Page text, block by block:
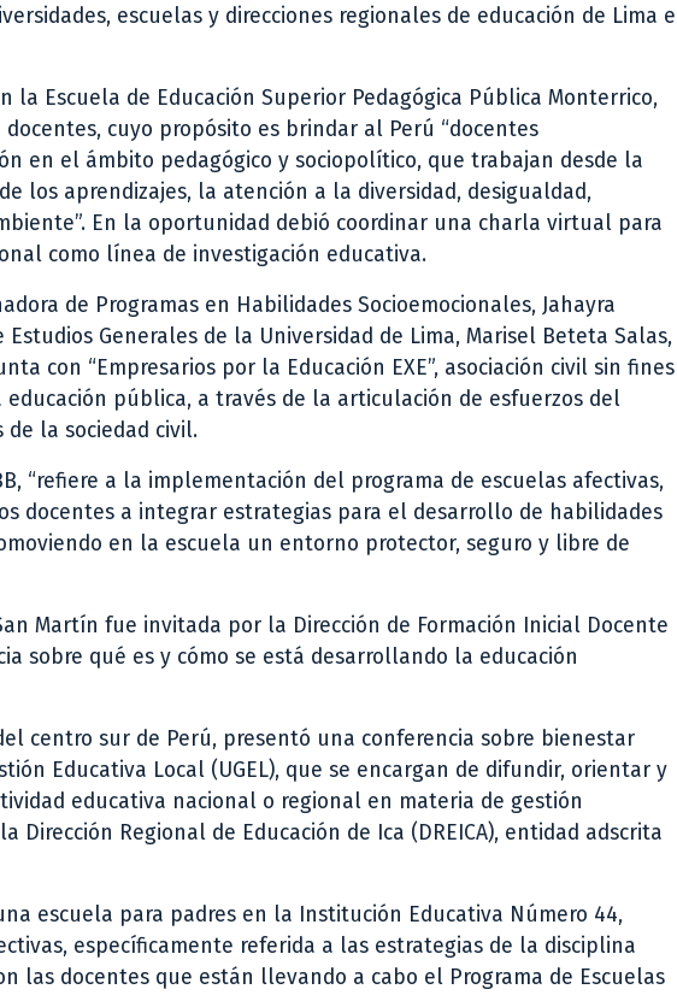
escuelas y direcciones regionales de educación de Lima e
la Escuela de Educación Superior Pedagógica Pública Monterrico,
cuyo propósito es brindar al Perú “docentes
en el ámbito pedagógico y sociopolítico, que trabajan desde la
los aprendizajes, la atención a la diversidad, desigualdad,
En la oportunidad debió coordinar una charla virtual para
como línea de investigación educativa.
de Programas en Habilidades Socioemocionales, Jahayra
Generales de la Universidad de Lima, Marisel Beteta Salas,
con “Empresarios por la Educación EXE”, asociación civil sin fines
pública, a través de la articulación de esfuerzos del
la sociedad civil.
“refiere a la implementación del programa de escuelas afectivas,
docentes a integrar estrategias para el desarrollo de habilidades
en la escuela un entorno protector, seguro y libre de
Martín fue invitada por la Dirección de Formación Inicial Docente
sobre qué es y cómo se está desarrollando la educación
centro sur de Perú, presentó una conferencia sobre bienestar
Educativa Local (UGEL), que se encargan de difundir, orientar y
educativa nacional o regional en materia de gestión
Regional de Educación de Ica (DREICA), entidad adscrita
escuela para padres en la Institución Educativa Número 44,
específicamente referida a las estrategias de la disciplina
las docentes que están llevando a cabo el Programa de Escuelas